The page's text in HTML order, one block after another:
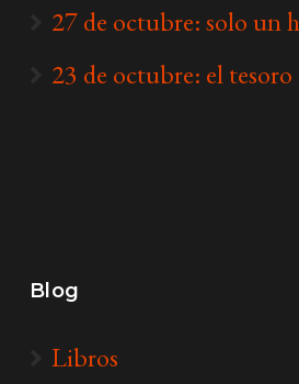
27 de octubre: solo un
23 de octubre: el tesoro
Blog
Libros